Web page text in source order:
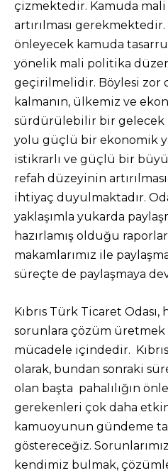
çizmektedir. Kamuda
artırılması gerekmektedir.
önleyecek kamuda
yönelik mali politika
geçirilmelidir. Böylesi zor
kalmanın, ülkemiz ve
sürdürülebilir bir gelecek
yolu güçlü bir ekonomik
istikrarlı ve güçlü bir
refah düzeyinin
ihtiyaç duyulmaktadır.
yaklaşımla yukarda
hazırlamış olduğu
makamlarımız ile
süreçte de paylaşmaya
Kıbrıs Türk Ticaret Odası,
sorunlara çözüm üretmek
mücadele içindedir.
olarak, bundan sonraki
olan başta pahalılığın
gerekenleri çok daha
kamuoyunun gündeme
göstereceğiz.
kendimiz bulmak,